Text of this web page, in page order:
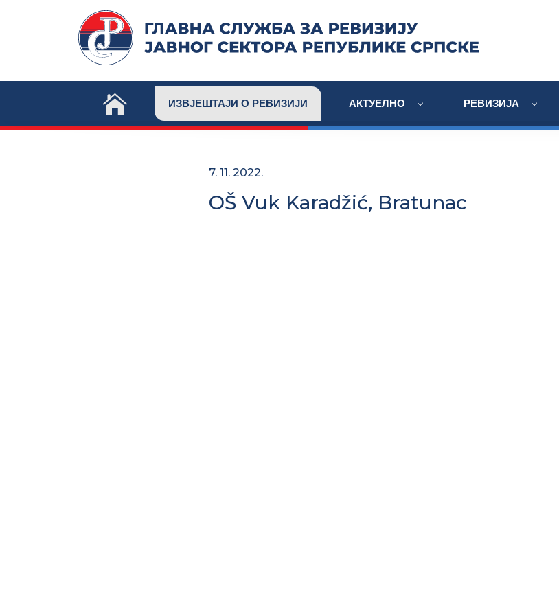
ИЗВЈЕШТАЈИ О РЕВИЗИЈИ АКТУЕЛНО РЕВИЗИЈА
7. 11. 2022.
OŠ Vuk Karadžić, Bratunac